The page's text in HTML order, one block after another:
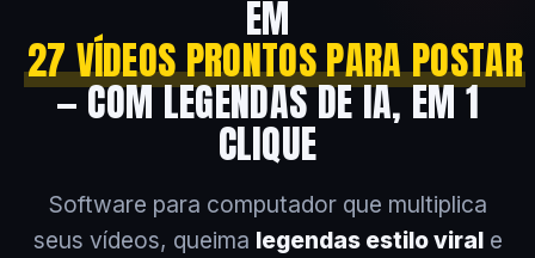
EM
27 VÍDEOS PRONTOS PARA POSTAR
— COM LEGENDAS DE IA, EM 1
CLIQUE
Software para computador que multiplica
seus vídeos, queima legendas estilo virale